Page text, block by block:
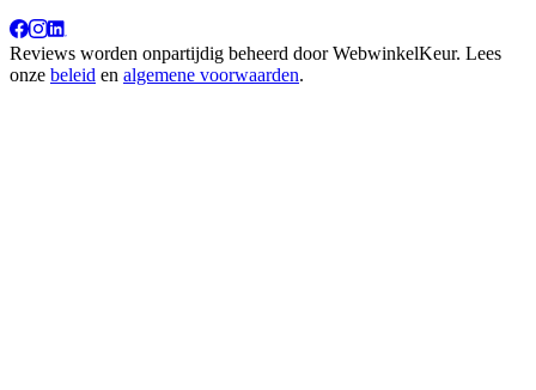
Reviews worden onpartijdig beheerd doorWebwinkelKeur. Lees
onze beleid en algemene voorwaarden.